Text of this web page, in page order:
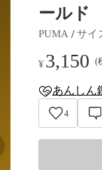
ールド
PUMA / サイ
¥ 3,150 (
anshin-
あんしん
4